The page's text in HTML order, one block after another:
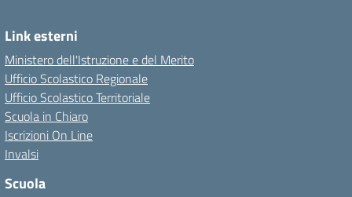
Link esterni
Ministero dell'Istruzione e del Merito
Ufficio Scolastico Regionale
Ufficio Scolastico Territoriale
Scuola in Chiaro
Iscrizioni On Line
Invalsi
Scuola